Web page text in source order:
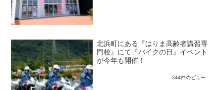
北浜町にある『はりま高齢者講習専
門校』にて『バイクの日』イベント
が今年も開催！
244件のビュー